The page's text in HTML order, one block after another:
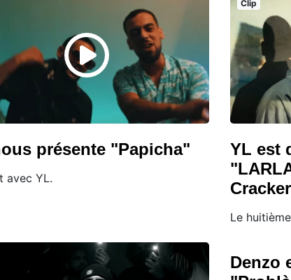
présente "Papicha"
avec YL.
Clip
YL est
Le
Denzo